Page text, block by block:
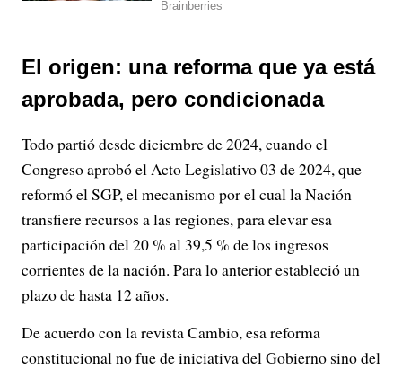
El origen: una reforma que ya está
aprobada, pero condicionada
Todo partió desde diciembre de 2024, cuando el
Congreso aprobó el Acto Legislativo 03 de 2024, que
reformó el SGP, el mecanismo por el cual la Nación
transfiere recursos a las regiones, para elevar esa
participación del 20 % al 39,5 % de los ingresos
corrientes de la nación. Para lo anterior estableció un
plazo de hasta 12 años.
De acuerdo con la revista Cambio, esa reforma
constitucional no fue de iniciativa del Gobierno sino del